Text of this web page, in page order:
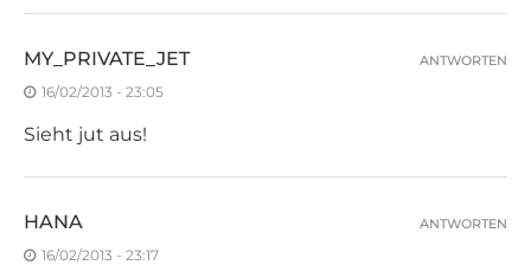
MY_PRIVATE_JET
16/02/2013 - 23:05
Sieht jut aus!
ANTWORTEN
HANA
16/02/2013 - 23:17
ANTWORTEN